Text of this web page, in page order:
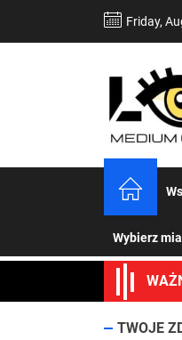
Friday,
Wybierz
TWOJE